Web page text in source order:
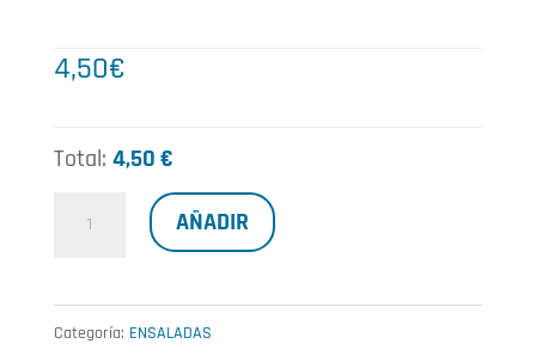
4,50€
Total: 4,50 €
cantidad
AÑADIR
Categoría: ENSALADAS